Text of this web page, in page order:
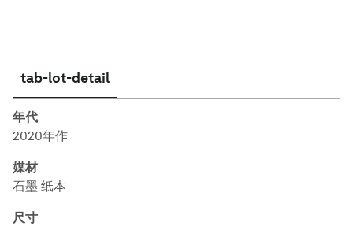
tab-lot-detail
年代
2020年作
媒材
石墨 纸本
尺寸